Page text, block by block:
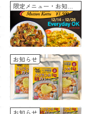
限定メニュー
お知ら
お知らせ
お知らせ